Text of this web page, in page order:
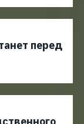
перед